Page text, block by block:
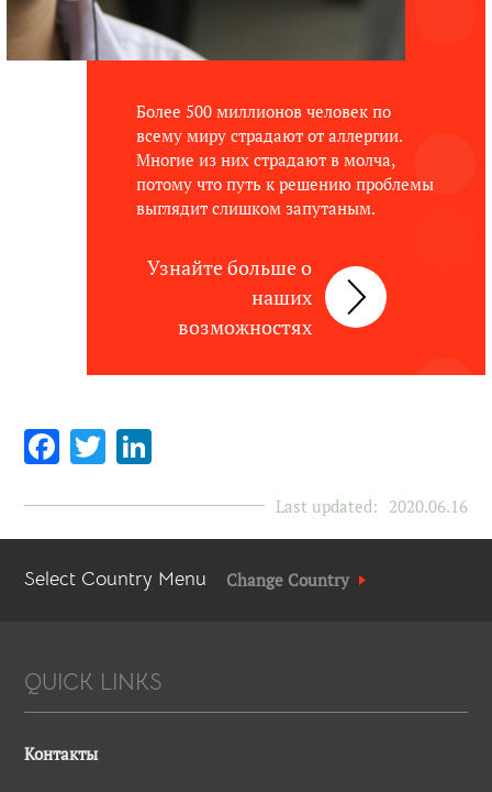
Более 500 миллионов человек по
всему миру страдают от аллергии.
Многие из них страдают в молча,
потому что путь к решению проблемы
выглядит слишком запутаным.
Узнайте больше о
наших
возможностях
Facebook
Twitter
Last updated: 2020.06.16
Select Country Menu Change Country
QUICK LINKS
Контакты